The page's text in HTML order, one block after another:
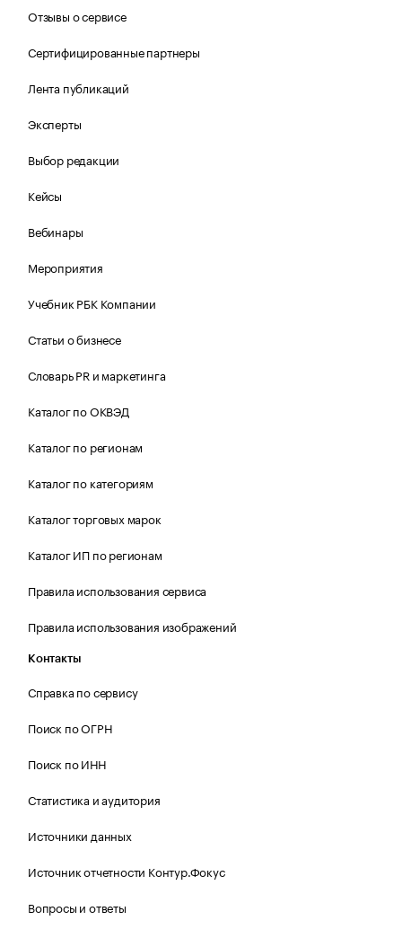
Отзывы о сервисе
Сертифицированные партнеры
Лента публикаций
Эксперты
Выбор редакции
Кейсы
Вебинары
Мероприятия
Учебник РБК Компании
Статьи о бизнесе
Словарь PR и маркетинга
Каталог по ОКВЭД
Каталог по регионам
Каталог по категориям
Каталог торговых марок
Каталог ИП по регионам
Правила использования сервиса
Правила использования изображений
Контакты
Справка по сервису
Поиск по ОГРН
Поиск по ИНН
Статистика и аудитория
Источники данных
Источник отчетности Контур.Фокус
Вопросы и ответы